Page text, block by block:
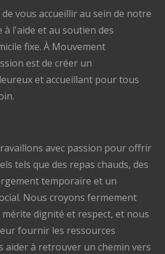
vous accueillir au sein de notre
à l'aide et au soutien des
fixe. À Mouvement
est de créer un
et accueillant pour tous
avec passion pour offrir
tels que des repas chauds, des
temporaire et un
Nous croyons fermement
dignité et respect, et nous
fournir les ressources
aider à retrouver un chemin vers